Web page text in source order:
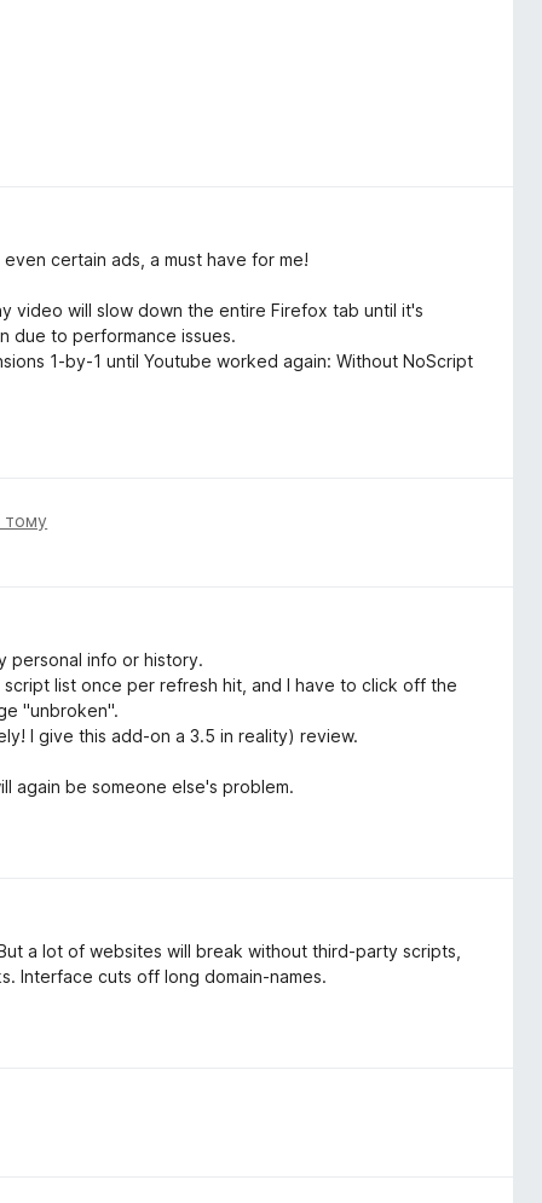
certain ads, a must have for me!
video will slow down the entire Firefox tab until it's
due to performance issues.
1-by-1 until Youtube worked again: Without NoScript
тому
personal info or history.
list once per refresh hit, and I have to click off the
"unbroken".
I give this add-on a 3.5 in reality) review.
again be someone else's problem.
a lot of websites will break without third-party scripts,
Interface cuts off long domain-names.